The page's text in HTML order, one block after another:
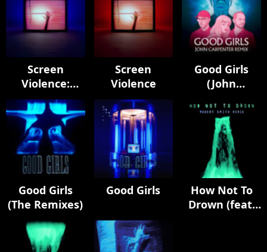
Screen
Violence:
Director's Cut
Screen
Violence
Good Girls
(John
Remix)
Good Girls
(The Remixes)
Good Girls
How Not To
Drown (feat.